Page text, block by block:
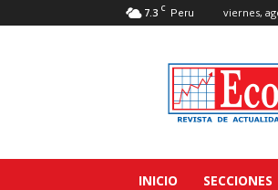
7.3 C Peru viernes,
INICIO SECCIONES